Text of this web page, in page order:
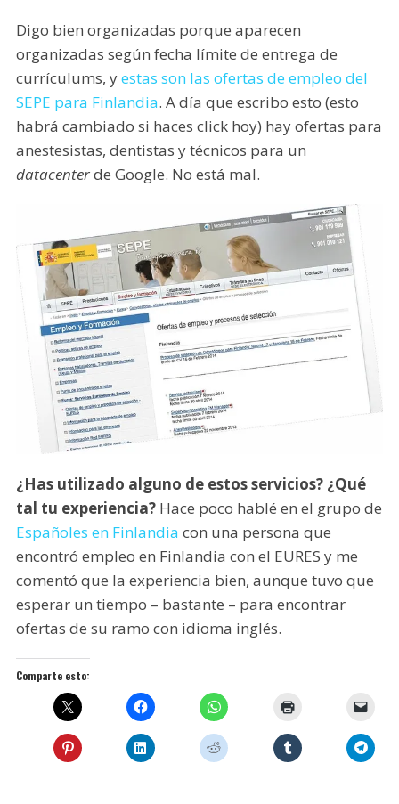
Digo bien organizadas porque aparecen
organizadas según fecha límite de entrega de
currículums, yestas son las ofertas de empleo del
SEPE para Finlandia. A día que escribo esto (esto
habrá cambiado si haces click hoy) hay ofertas para
anestesistas, dentistas y técnicos para un
datacenterde Google. No está mal.
¿Has utilizado alguno de estos servicios? ¿Qué
tal tu experiencia?Hace poco hablé en el grupo de
Españoles en Finlandia con una persona que
encontró empleo en Finlandia con el EURES y me
comentó que la experiencia bien, aunque tuvo que
esperar un tiempo – bastante – para encontrar
ofertas de su ramo con idioma inglés.
Comparte esto: